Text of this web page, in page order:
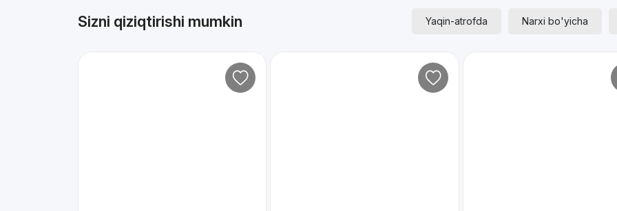
Sizni qiziqtirishi mumkin Yaqin-atrofda Narxi bo'yicha